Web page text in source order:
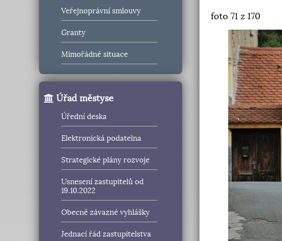
Veřejnoprávní smlouvy
Granty
Mimořádné situace
Úřad městyse
Úřední deska
Elektronická podatelna
Strategické plány rozvoje
Usnesení zastupitelů od
19.10.2022
Obecně závazné vyhlášky
Jednací řád zastupitelstva
foto71 z 170
<